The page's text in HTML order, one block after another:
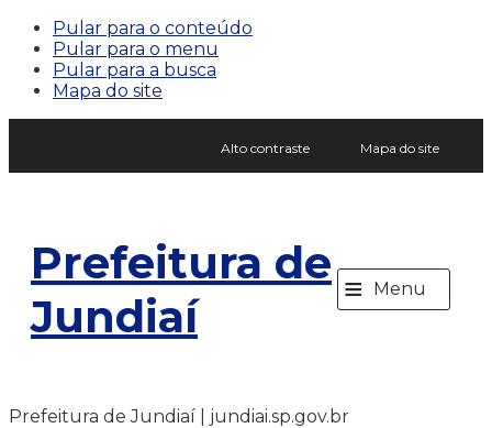
Pular para o conteúdo
Pular para o menu
Pular para a busca
Mapa do site
Alto contraste Mapa do site
Prefeitura de
Jundiaí
≡ Menu
Prefeitura de Jundiaí | jundiai.sp.gov.br